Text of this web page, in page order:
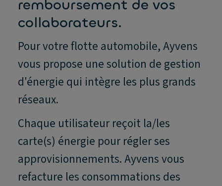
remboursement de vos
collaborateurs.
Pour votre flotte automobile, Ayvens
vous propose une solution de gestion
d'énergie qui intègre les plus grands
réseaux.
Chaque utilisateur reçoit la/les
carte(s) énergie pour régler ses
approvisionnements. Ayvens vous
refacture les consommations des